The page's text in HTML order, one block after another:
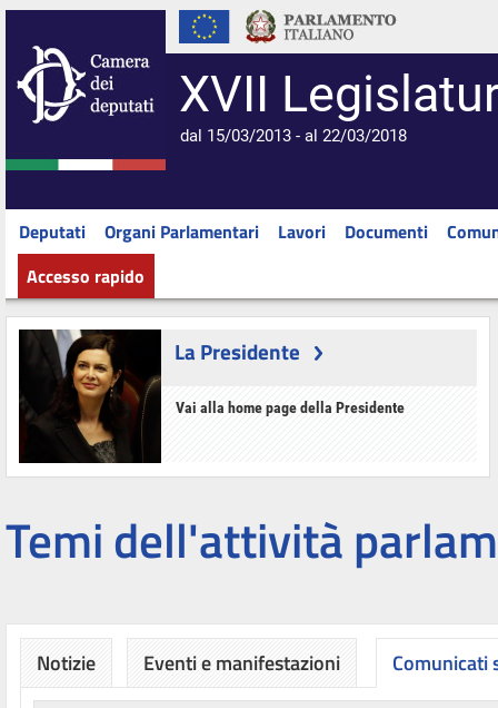
XVII
dal 15/03/2013 - al 22/03/2018
Deputati Organi Parlamentari Lavori Documenti
Accesso rapido
La Presidente
Vai alla home page della Presidente
Temi dell'attività
Notizie Eventi e manifestazioni Comunicati